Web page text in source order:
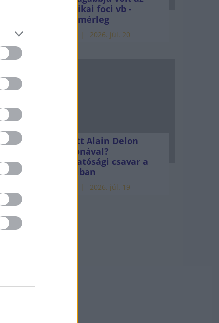
amerikai foci vb -
gyorsmérleg
2026. júl. 20.
Mi lett Alain Delon
vagyonával?
Adóhatósági csavar a
sztoriban
2026. júl. 19.